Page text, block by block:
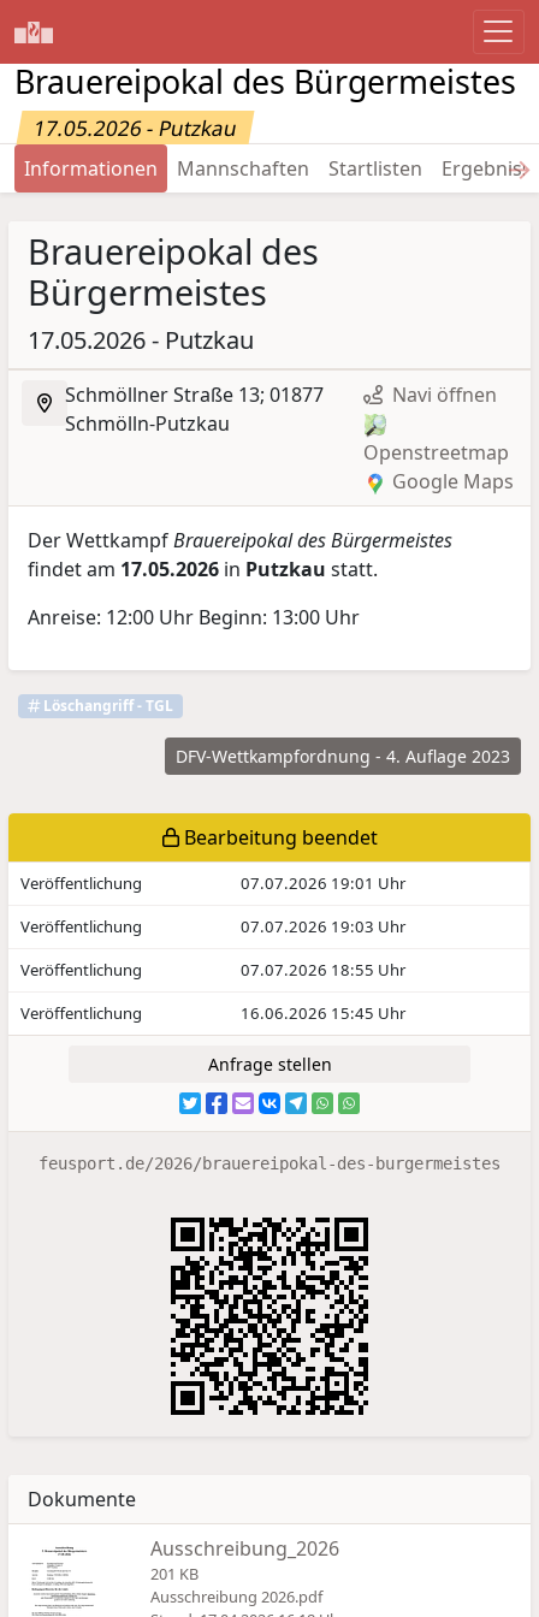
Brauereipokal des Bürgermeistes
17.05.2026 - Putzkau
Informationen Mannschaften Startlisten →
Brauereipokal des
Bürgermeistes
17.05.2026 - Putzkau
Schmöllner Straße 13; 01877
Schmölln-Putzkau
Navi öffnen
Openstreetmap
Google Maps
Der WettkampfBrauereipokal des Bürgermeistes
findet am 17.05.2026 in Putzkau statt.
Anreise: 12:00 Uhr Beginn: 13:00 Uhr
Löschangriff - TGL
DFV-Wettkampfordnung - 4. Auflage 2023
Bearbeitung beendet
Veröffentlichung
07.07.2026 19:01 Uhr
Veröffentlichung
07.07.2026 19:03 Uhr
Veröffentlichung
07.07.2026 18:55 Uhr
Veröffentlichung
16.06.2026 15:45 Uhr
Anfrage stellen
feusport.de/2026/brauereipokal-des-burgermeistes
Dokumente
Ausschreibung_2026
201 KB
Ausschreibung 2026.pdf